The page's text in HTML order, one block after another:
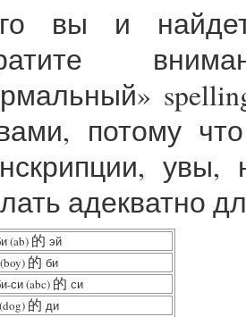
вы и
потому
увы,
адекватно
(ab) 的 эй
的 би
си (abc) 的 си
的 ди